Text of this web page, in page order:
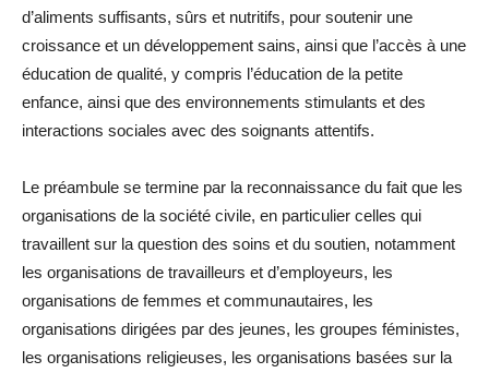
d’aliments suffisants, sûrs et nutritifs, pour soutenir une
croissance et un développement sains, ainsi que l’accès à une
éducation de qualité, y compris l’éducation de la petite
enfance, ainsi que des environnements stimulants et des
interactions sociales avec des soignants attentifs.
Le préambule se termine par la reconnaissance du fait que les
organisations de la société civile, en particulier celles qui
travaillent sur la question des soins et du soutien, notamment
les organisations de travailleurs et d’employeurs, les
organisations de femmes et communautaires, les
organisations dirigées par des jeunes, les groupes féministes,
les organisations religieuses, les organisations basées sur la